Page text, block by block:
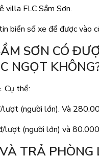
villa FLC Sầm Sơn.
biển số xe để được vào
SƠN CÓ
NGỌT
Cụ thể:
lượt (người lớn). Và
lượt (người lớn) và
TRẢ PHÒNG